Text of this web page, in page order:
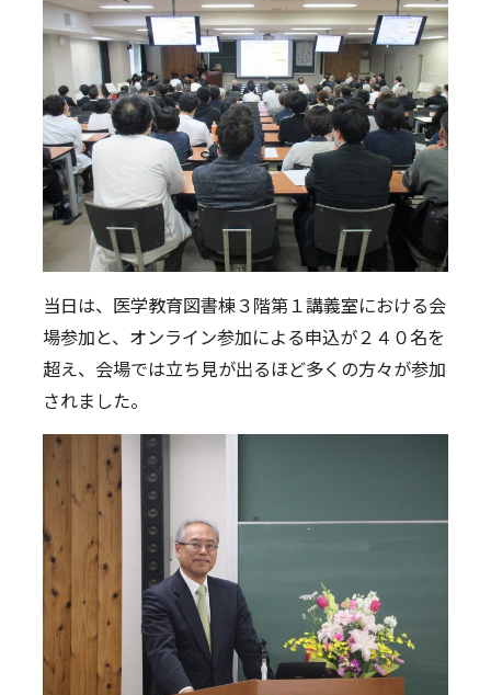
当日は、医学教育図書棟３階第１講義室における会
場参加と、オンライン参加による申込が２４０名を
超え、会場では立ち見が出るほど多くの方々が参加
されました。
English